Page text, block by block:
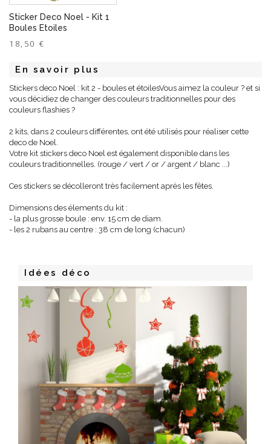
Sticker Deco Noel - Kit 1
Boules Etoiles
18,50 €
En savoir plus
Stickers deco Noel : kit 2 - boules et étoilesVous aimez la couleur ? et si
vous décidiez de changer des couleurs traditionnelles pour des
couleurs flashies ?
2 kits, dans 2 couleurs différentes, ont été utilisés pour réaliser cette
deco de Noel.
Votre kit stickers deco Noel est également disponible dans les
couleurs traditionnelles. (rouge / vert / or / argent / blanc ...)
Ces stickers se décolleront très facilement après les fêtes.
Dimensions des élements du kit :
- la plus grosse boule : env. 15 cm de diam.
- les 2 rubans au centre : 38 cm de long (chacun)
Idées déco